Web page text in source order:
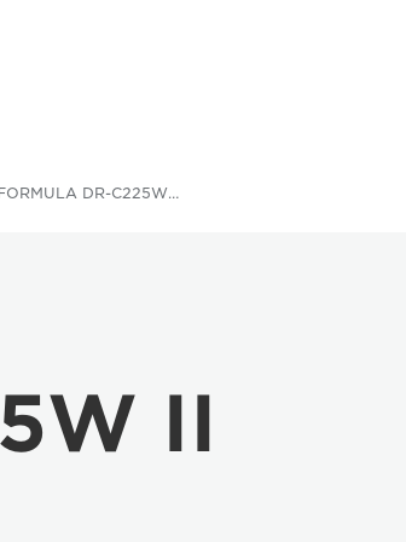
ImageFORMULA DR-C225W II - Specifications
II